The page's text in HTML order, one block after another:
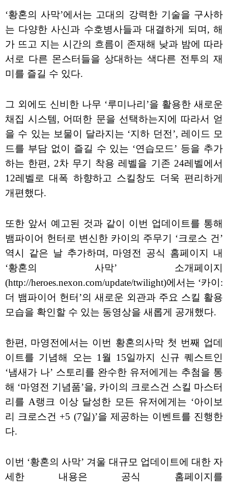
‘황혼의 사막’에서는 고대의 강력한 기술을 구사하
는 다양한 사신과 수호병사들과 대결하게 되며, 해
가 뜨고 지는 시간의 흐름이 존재해 낮과 밤에 따라
서로 다른 몬스터들을 상대하는 색다른 전투의 재
미를 즐길 수 있다.
그 외에도 신비한 나무 ‘루미나리’을 활용한 새로운
채집 시스템, 어떠한 문을 선택하는지에 따라서 얻
을 수 있는 보물이 달라지는 ‘지하 던전’, 레이드 모
드를 부담 없이 즐길 수 있는 ‘연습모드’ 등을 추가
하는 한편, 2차 무기 착용 레벨을 기존 24레벨에서
12레벨로 대폭 하향하고 스킬창도 더욱 편리하게
개편했다.
또한 앞서 예고된 것과 같이 이번 업데이트를 통해
뱀파이어 헌터로 변신한 카이의 주무기 ‘크로스 건’
역시 같은 날 추가하며, 마영전 공식 홈페이지 내
‘황혼의 사막’ 소개페이지
(http://heroes.nexon.com/update/twilight)에서는 ‘카이:
더 뱀파이어 헌터’의 새로운 외관과 주요 스킬 활용
모습을 확인할 수 있는 동영상을 새롭게 공개했다.
한편, 마영전에서는 이번 황혼의사막 첫 번째 업데
이트를 기념해 오는 1월 15일까지 신규 퀘스트인
‘냄새가 나’ 스토리를 완수한 유저에게는 추첨을 통
해 ‘마영전 기념품’을, 카이의 크로스건 스킬 마스터
리를 A랭크 이상 달성한 모든 유저에게는 ‘아이보
리 크로스건 +5 (7일)’을 제공하는 이벤트를 진행한
다.
이번 ‘황혼의 사막’ 겨울 대규모 업데이트에 대한 자
세한 내용은 공식 홈페이지를